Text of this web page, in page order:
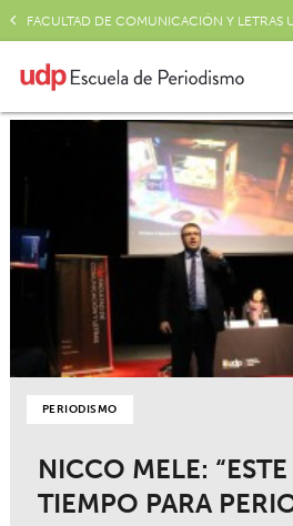
FACULTAD DE COMUNICACIÓN Y LETRAS
PERIODISMO
NICCO MELE: “ESTE
TIEMPO PARA